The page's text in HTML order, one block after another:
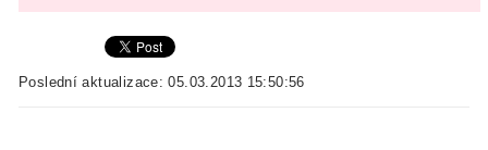
Poslední aktualizace: 05.03.2013 15:50:56